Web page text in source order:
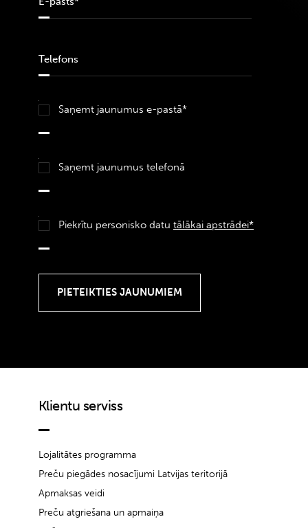
Saņemt jaunumus e-pastā*
Saņemt jaunumus telefonā
Piekrītu personisko datu tālākai apstrādei*
Klientu serviss
Lojalitātes programma
Preču piegādes nosacījumi Latvijas teritorijā
Apmaksas veidi
Preču atgriešana un apmaiņa